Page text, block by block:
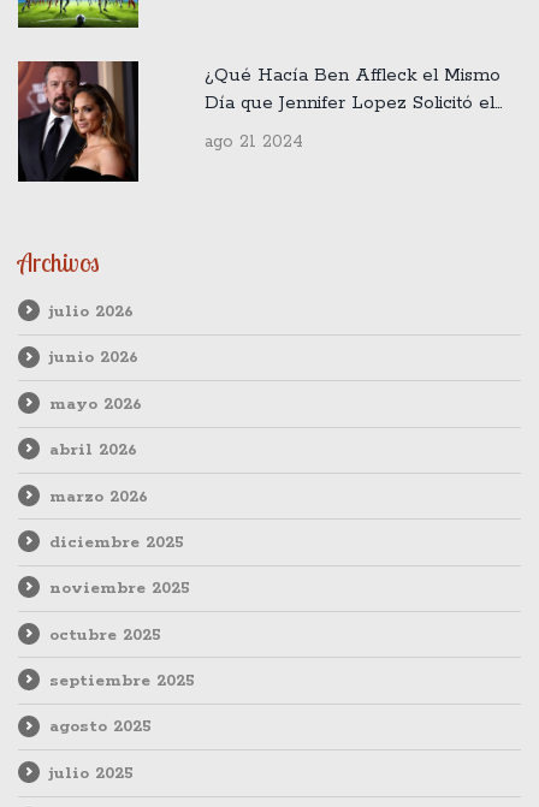
¿Qué Hacía Ben Affleck el Mismo
Día que Jennifer Lopez Solicitó el
Divorcio?
ago 21 2024
Archivos
julio 2026
junio 2026
mayo 2026
abril 2026
marzo 2026
diciembre 2025
noviembre 2025
octubre 2025
septiembre 2025
agosto 2025
julio 2025